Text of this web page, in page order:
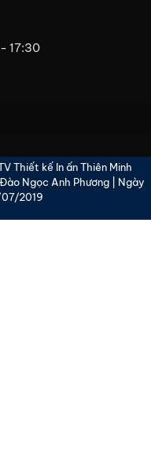
17:30
Thiết kế In ấn Thiên Minh
Ngọc Anh Phương | Ngày
2019